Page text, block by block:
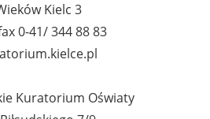
Kielc 3
0-41/ 344 88 83
Kuratorium Oświaty